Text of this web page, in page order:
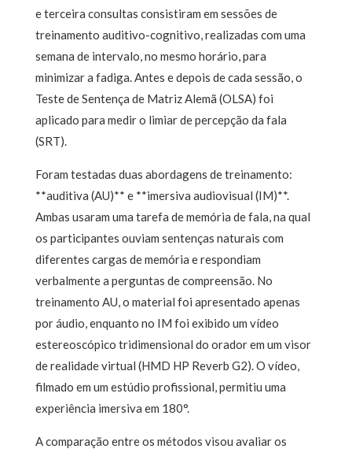
e terceira consultas consistiram em sessões de
treinamento auditivo-cognitivo, realizadas com uma
semana de intervalo, no mesmo horário, para
minimizar a fadiga. Antes e depois de cada sessão, o
Teste de Sentença de Matriz Alemã (OLSA) foi
aplicado para medir o limiar de percepção da fala
(SRT).
Foram testadas duas abordagens de treinamento:
**auditiva (AU)** e **imersiva audiovisual (IM)**.
Ambas usaram uma tarefa de memória de fala, na qual
os participantes ouviam sentenças naturais com
diferentes cargas de memória e respondiam
verbalmente a perguntas de compreensão. No
treinamento AU, o material foi apresentado apenas
por áudio, enquanto no IM foi exibido um vídeo
estereoscópico tridimensional do orador em um visor
de realidade virtual (HMD HP Reverb G2). O vídeo,
filmado em um estúdio profissional, permitiu uma
experiência imersiva em 180°.
A comparação entre os métodos visou avaliar os